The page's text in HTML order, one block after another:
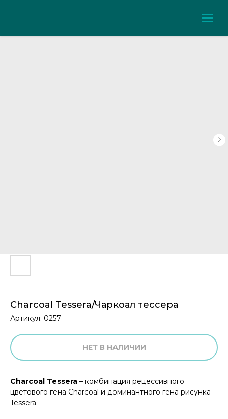
Charcoal Tessera/Чаркоал тессера
Артикул: 0257
НЕТ В НАЛИЧИИ
Charcoal Tessera – комбинация рецессивного
цветового гена Charcoal и доминантного гена рисунка
Tessera.